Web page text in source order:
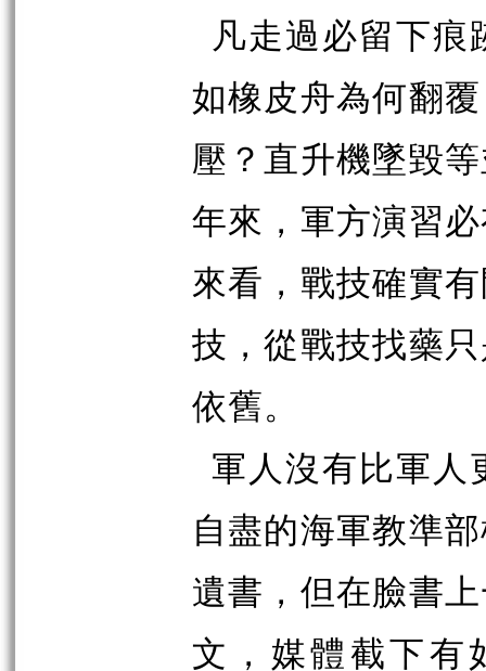
凡走過必留下
如橡皮舟為何翻
壓？直升機墜毀
年來，軍方演習
來看，戰技確實
技，從戰技找藥
依舊。
軍人沒有比軍人
自盡的海軍教準
遺書，但在臉書
文，媒體截下有